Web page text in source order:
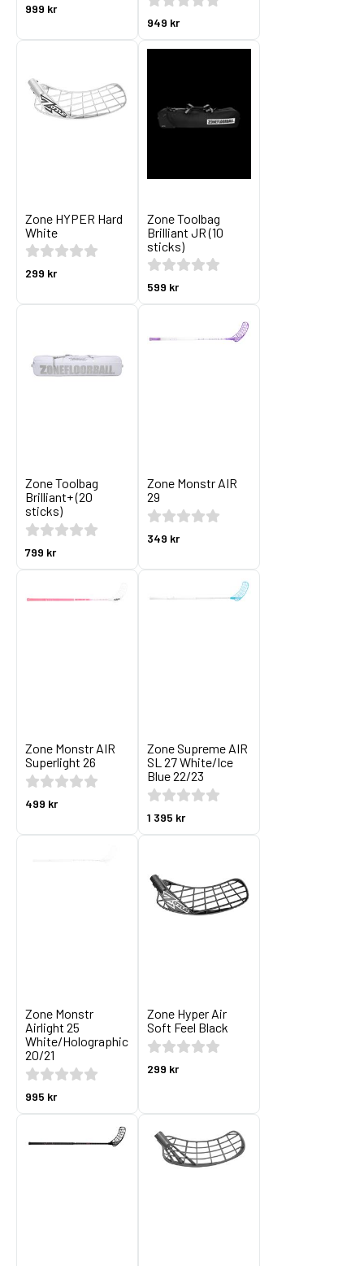
999 kr
949 kr
Zone HYPER Hard
White
299 kr
Zone Toolbag
Brilliant JR (10
sticks)
599 kr
Zone Toolbag
Brilliant+ (20
sticks)
799 kr
Zone Monstr AIR
29
349 kr
Zone Monstr AIR
Superlight 26
499 kr
Zone Supreme AIR
SL 27 White/Ice
Blue 22/23
1 395 kr
Zone Monstr
Airlight 25
White/Holographic
20/21
995 kr
Zone Hyper Air
Soft Feel Black
299 kr